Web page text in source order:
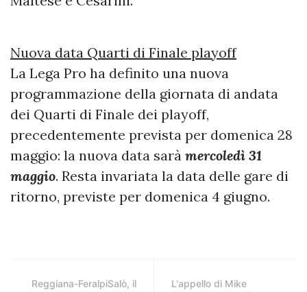
Nuova data Quarti di Finale playoff
La Lega Pro ha definito una nuova
programmazione della giornata di andata
dei Quarti di Finale dei playoff,
precedentemente prevista per domenica 28
maggio: la nuova data sarà mercoledì 31
maggio. Resta invariata la data delle gare di
ritorno, previste per domenica 4 giugno.
Reggiana-FeralpiSalò, il
L'appello di Mike